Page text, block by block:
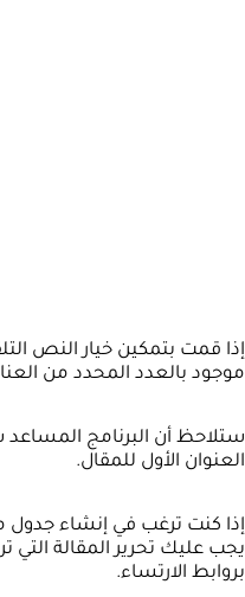
إذا قمت بتمكين خيار النص
موجود بالعدد المحدد من
ستلاحظ أن البرنامج
العنوان الأول للمقال.
إذا كنت ترغب في إنشاء جدول
يجب عليك تحرير المقالة
بروابط الارتساء.